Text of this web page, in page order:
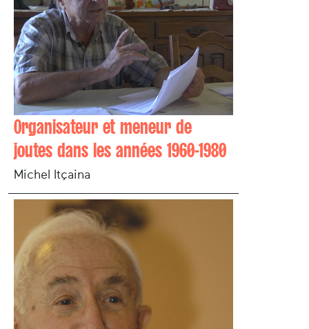
Organisateur et meneur de
joutes dans les années 1960-1980
Michel Itçaina